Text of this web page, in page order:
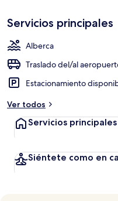
elegida
Servicios principales
Alberca
Traslado del/al
Estacionamiento
Ver todos
Servicios principales
Siéntete como en